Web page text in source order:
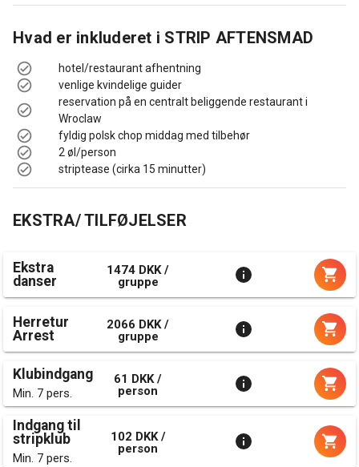
Hvad er inkluderet i STRIP AFTENSMAD
​hotel/restaurant afhentning
venlige kvindelige guider
reservation på en centralt beliggende restaurant i
Wroclaw
fyldig polsk chop middag med tilbehør
2 øl/person
striptease (cirka 15 minutter)
EKSTRA/ TILFØJELSER
Ekstra
danser
1474 DKK /
gruppe
Herretur
Arrest
2066 DKK /
gruppe
Klubindgang
Min. 7 pers.
61 DKK /
person
Indgang til
stripklub
Min. 7 pers.
102 DKK /
person